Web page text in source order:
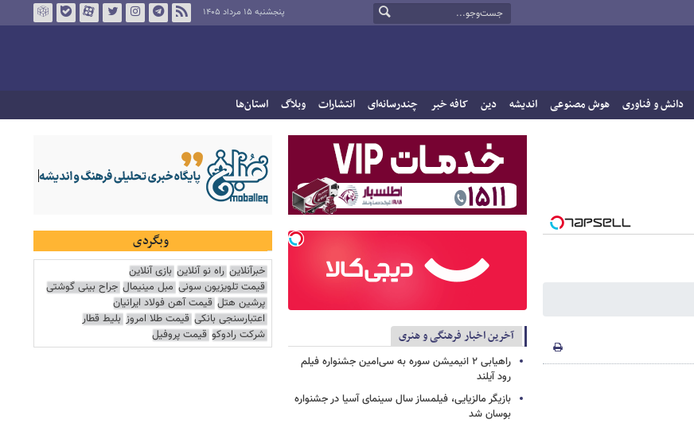
پنجشنبه ۱۵ مرداد ۱۴۰۵
دانش و فناوری هوش مصنوعی اندیشه دین کافه خبر چندرسانه‌ای انتشارات وبلاگ استان‌ها
آخرین اخبار فرهنگی و هنری
راهیابی ۲ انیمیشن سوره به سی‌امین جشنواره فیلم
رود آیلند
بازیگر مالزیایی، فیلمساز سال سینمای آسیا در جشنواره
بوسان شد
وبگردی
خبرآنلاین راه نو آنلاین بازی آنلاین
قیمت تلویزیون سونی مبل مینیمال جراح بینی گوشتی
پرشین هتل قیمت آهن فولاد ایرانیان
اعتبارسنجی بانکی قیمت طلا امروز بلیط قطار
شرکت رادوکو قیمت پروفیل